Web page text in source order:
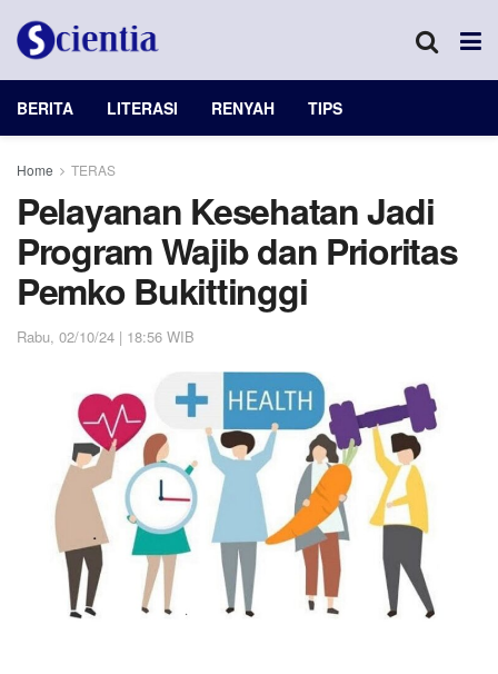
BERITA LITERASI RENYAH TIPS
Home TERAS
Pelayanan Kesehatan Jadi
Program Wajib dan Prioritas
Pemko Bukittinggi
Rabu, 02/10/24 | 18:56 WIB